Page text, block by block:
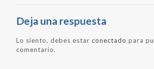
Deja una respuesta
Lo siento, debes estar conectado para
comentario.